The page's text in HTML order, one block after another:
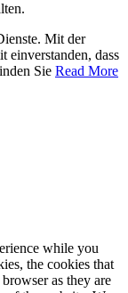
Mit der
einverstanden, dass
Sie Read More
while you
the cookies that
as they are